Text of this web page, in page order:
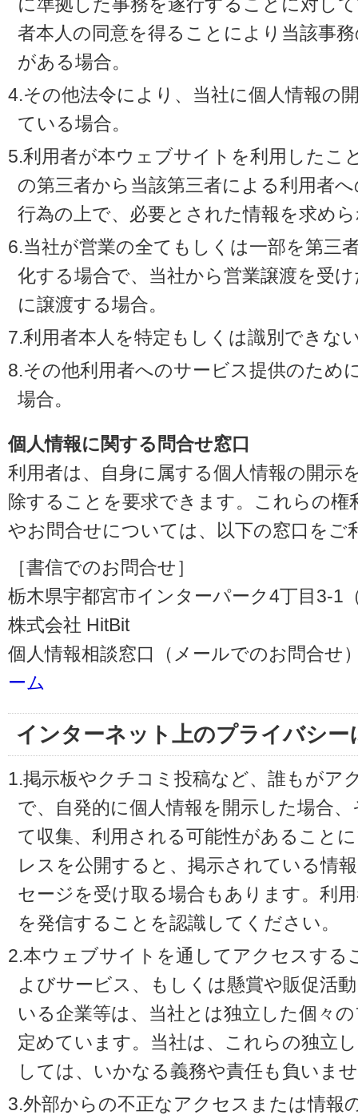
者本人の同意を得ることにより当該事
がある場合。
4.その他法令により、当社に個人情報の
ている場合。
5.利用者が本ウェブサイトを利用したこ
の第三者から当該第三者による利用者
行為の上で、必要とされた情報を求め
6.当社が営業の全てもしくは一部を第三
化する場合で、当社から営業譲渡を受
に譲渡する場合。
7.利用者本人を特定もしくは識別できな
8.その他利用者へのサービス提供のため
場合。
個人情報に関する問合せ窓口
利用者は、自身に属する個人情報の開示
除することを要求できます。これらの権
やお問合せについては、以下の窓口をご
［書信でのお問合せ］
栃木県宇都宮市インターパーク4丁目3-1
株式会社 HitBit
個人情報相談窓口（メールでのお問合せ
ーム
インターネット上のプライバシー
1.掲示板やクチコミ投稿など、誰もがア
で、自発的に個人情報を開示した場合
て収集、利用される可能性があること
レスを公開すると、掲示されている情
セージを受け取る場合もあります。利
を発信することを認識してください。
2.本ウェブサイトを通してアクセスする
よびサービス、もしくは懸賞や販促活
いる企業等は、当社とは独立した個々
定めています。当社は、これらの独立
しては、いかなる義務や責任も負いま
3.外部からの不正なアクセスまたは情報